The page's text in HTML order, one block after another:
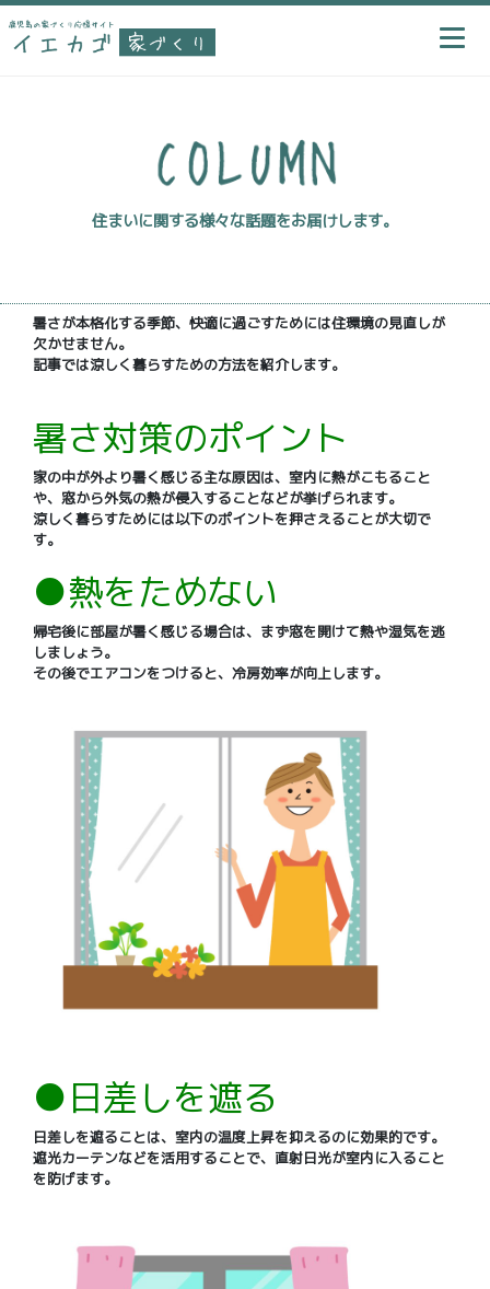
住まいに関する様々な話題をお届けします。
暑さが本格化する季節、快適に過ごすためには住環境の見直しが
欠かせません。
記事では涼しく暮らすための方法を紹介します。
暑さ対策のポイント
家の中が外より暑く感じる主な原因は、室内に熱がこもること
や、窓から外気の熱が侵入することなどが挙げられます。
涼しく暮らすためには以下のポイントを押さえることが大切で
す。
●熱をためない
帰宅後に部屋が暑く感じる場合は、まず窓を開けて熱や湿気を逃
しましょう。
その後でエアコンをつけると、冷房効率が向上します。
●日差しを遮る
日差しを遮ることは、室内の温度上昇を抑えるのに効果的です。
遮光カーテンなどを活用することで、直射日光が室内に入ること
を防げます。